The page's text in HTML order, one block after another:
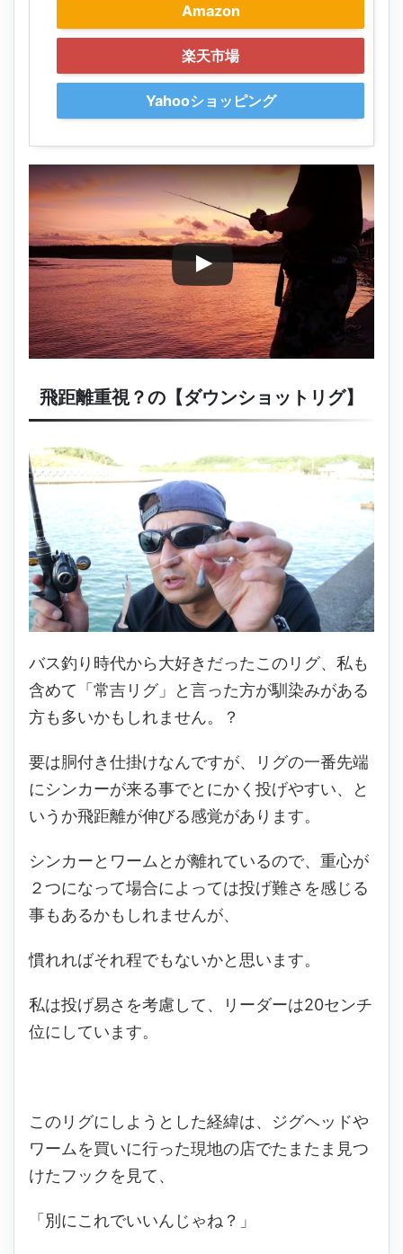
Amazon
楽天市場
Yahooショッピング
飛距離重視？の【ダウンショットリグ】
バス釣り時代から大好きだったこのリグ、私も
含めて「常吉リグ」と言った方が馴染みがある
方も多いかもしれません。？
要は胴付き仕掛けなんですが、リグの一番先端
にシンカーが来る事でとにかく投げやすい、と
いうか飛距離が伸びる感覚があります。
シンカーとワームとが離れているので、重心が
２つになって場合によっては投げ難さを感じる
事もあるかもしれませんが、
慣れればそれ程でもないかと思います。
私は投げ易さを考慮して、リーダーは20センチ
位にしています。
このリグにしようとした経緯は、ジグヘッドや
ワームを買いに行った現地の店でたまたま見つ
けたフックを見て、
「別にこれでいいんじゃね？」